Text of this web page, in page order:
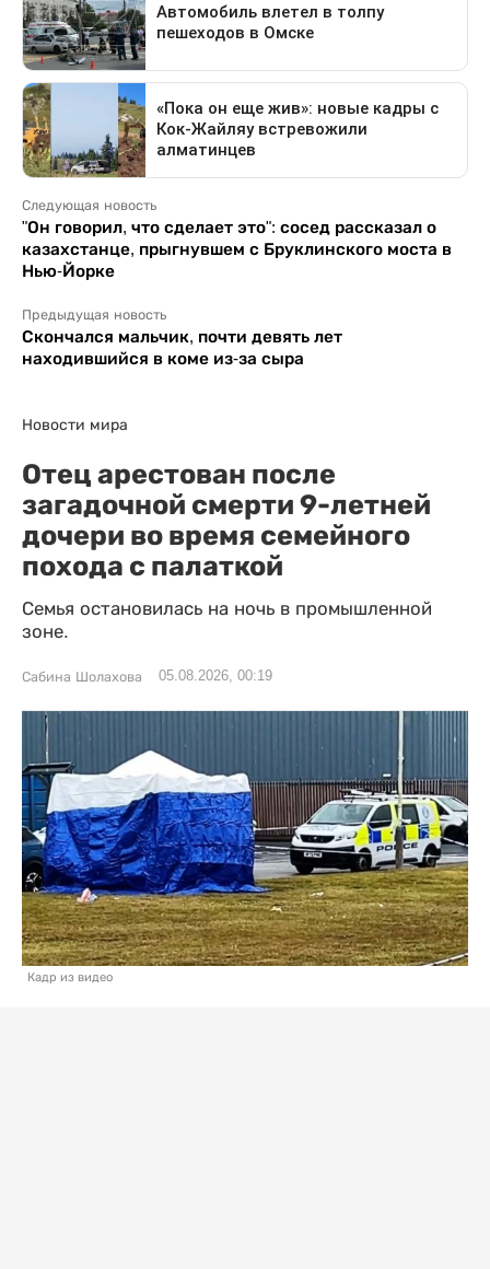
Следующая новость
"Он говорил, что сделает это": сосед рассказал о
казахстанце, прыгнувшем с Бруклинского моста в
Нью-Йорке
Предыдущая новость
Скончался мальчик, почти девять лет
находившийся в коме из-за сыра
Новости мира
Отец арестован после
загадочной смерти 9-летней
дочери во время семейного
похода с палаткой
Семья остановилась на ночь в промышленной
зоне.
Сабина Шолахова 05.08.2026, 00:19
Кадр из видео